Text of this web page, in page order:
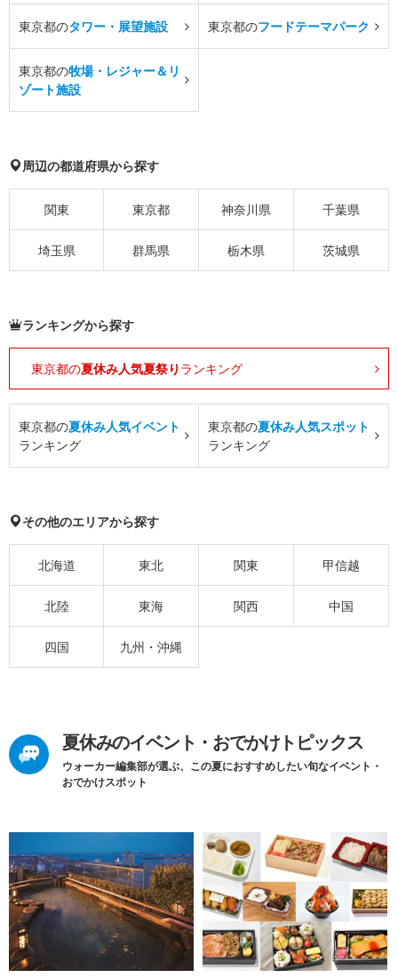
東京都のタワー・展望施設 東京都のフードテーマパーク
東京都の牧場・レジャー＆リ
ゾート施設
周辺の都道府県から探す
関東 東京都 神奈川県 千葉県
埼玉県 群馬県 栃木県 茨城県
ランキングから探す
東京都の夏休み人気夏祭り ランキング
東京都の夏休み人気イベント
ランキング
東京都の夏休み人気スポット
ランキング
その他のエリアから探す
北海道 東北 関東 甲信越
北陸 東海 関西 中国
四国 九州・沖縄
夏休みのイベント・おでかけトピックス
ウォーカー編集部が選ぶ、この夏におすすめしたい旬なイベント・
おでかけスポット